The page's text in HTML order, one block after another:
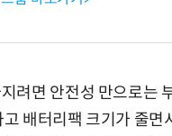
려면 안전성 만으로는
배터리팩 크기가 줄